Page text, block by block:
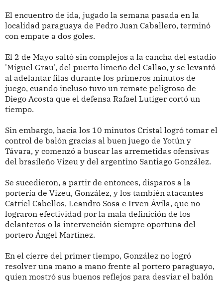
El encuentro de ida, jugado la semana pasada en la
localidad paraguaya de Pedro Juan Caballero, terminó
con empate a dos goles.
El 2 de Mayo saltó sin complejos a la cancha del estadio
'Miguel Grau', del puerto limeño del Callao, y se levantó
al adelantar filas durante los primeros minutos de
juego, cuando incluso tuvo un remate peligroso de
Diego Acosta que el defensa Rafael Lutiger cortó un
tiempo.
Sin embargo, hacia los 10 minutos Cristal logró tomar el
control de balón gracias al buen juego de Yotún y
Távara, y comenzó a buscar las arremetidas ofensivas
del brasileño Vizeu y del argentino Santiago González.
Se sucedieron, a partir de entonces, disparos a la
portería de Vizeu, González, y los también atacantes
Catriel Cabellos, Leandro Sosa e Irven Ávila, que no
lograron efectividad por la mala definición de los
delanteros o la intervención siempre oportuna del
portero Ángel Martínez.
En el cierre del primer tiempo, González no logró
resolver una mano a mano frente al portero paraguayo,
quien mostró sus buenos reflejos para desviar el balón